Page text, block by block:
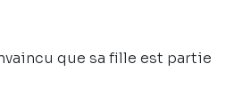
que sa fille est partie